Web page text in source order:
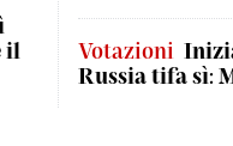
il
Votazioni
Russia tifa sì: